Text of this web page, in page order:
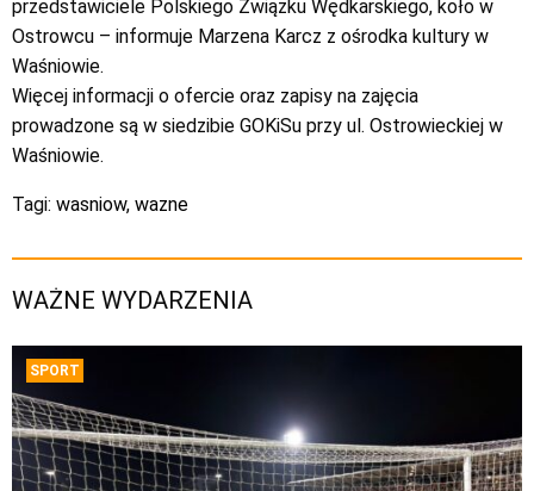
przedstawiciele Polskiego Związku Wędkarskiego, koło w
Ostrowcu – informuje Marzena Karcz z ośrodka kultury w
Waśniowie.
Więcej informacji o ofercie oraz zapisy na zajęcia
prowadzone są w siedzibie GOKiSu przy ul. Ostrowieckiej w
Waśniowie.
Tagi: wasniow, wazne
WAŻNE WYDARZENIA
SPORT